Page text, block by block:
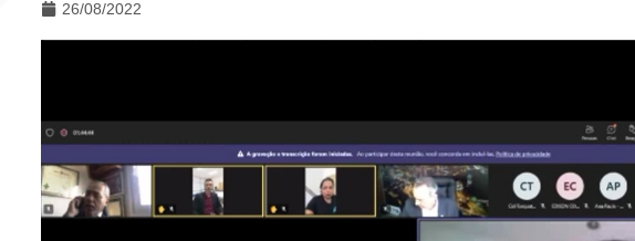
26/08/2022